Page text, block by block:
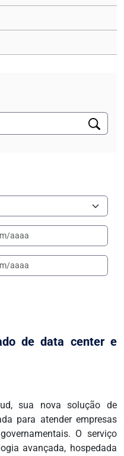
de data center e
sua nova solução de
para atender empresas
O serviço
avançada, hospedada